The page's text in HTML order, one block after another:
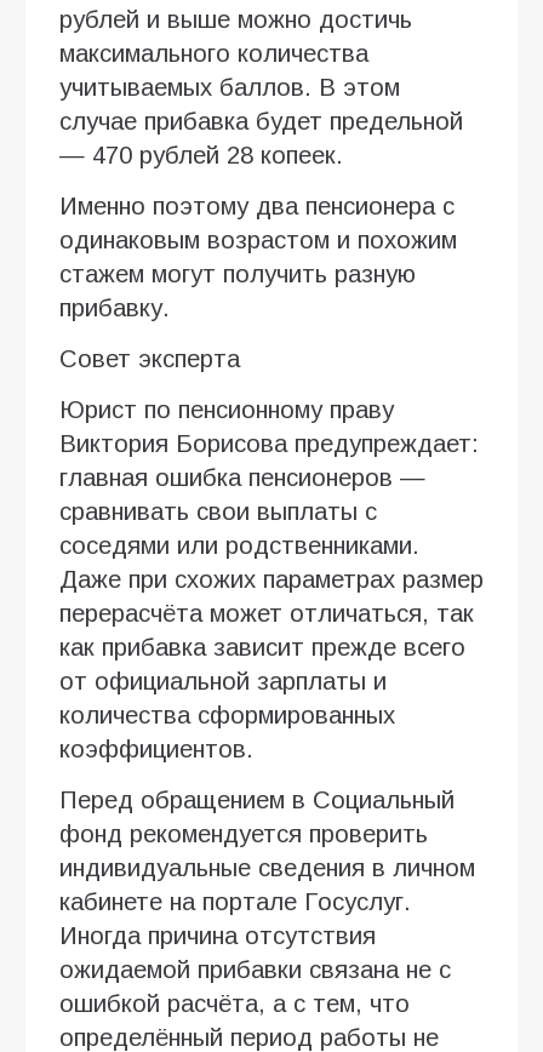
рублей и выше можно достичь
максимального количества
учитываемых баллов. В этом
случае прибавка будет предельной
— 470 рублей 28 копеек.
Именно поэтому два пенсионера с
одинаковым возрастом и похожим
стажем могут получить разную
прибавку.
Совет эксперта
Юрист по пенсионному праву
Виктория Борисова предупреждает:
главная ошибка пенсионеров —
сравнивать свои выплаты с
соседями или родственниками.
Даже при схожих параметрах размер
перерасчёта может отличаться, так
как прибавка зависит прежде всего
от официальной зарплаты и
количества сформированных
коэффициентов.
Перед обращением в Социальный
фонд рекомендуется проверить
индивидуальные сведения в личном
кабинете на портале Госуслуг.
Иногда причина отсутствия
ожидаемой прибавки связана не с
ошибкой расчёта, а с тем, что
определённый период работы не